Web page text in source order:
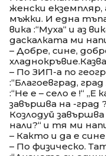
женски
мъжки. И една
вика :“Муха“ и аз
даскалката ми
– Добре, сине,
– По ЗИП-а по
:“Благоевград,
:“Не е – село е !“ „Е
завършва на -град
Козлодуй
нали?“ и тя ми
– Както и да е
– По физическо.